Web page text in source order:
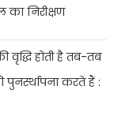
निरीक्षण
होती है तब-तब
करते हैं :